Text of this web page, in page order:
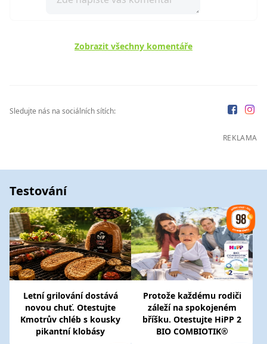
Zobrazit všechny komentáře
Sledujte nás na sociálních sítích:
REKLAMA
Testování
Letní grilování dostává
novou chuť. Otestujte
Kmotrův chléb s kousky
pikantní klobásy
Protože každému rodiči
záleží na spokojeném
bříšku. Otestujte HiPP 2
BIO COMBIOTIK®